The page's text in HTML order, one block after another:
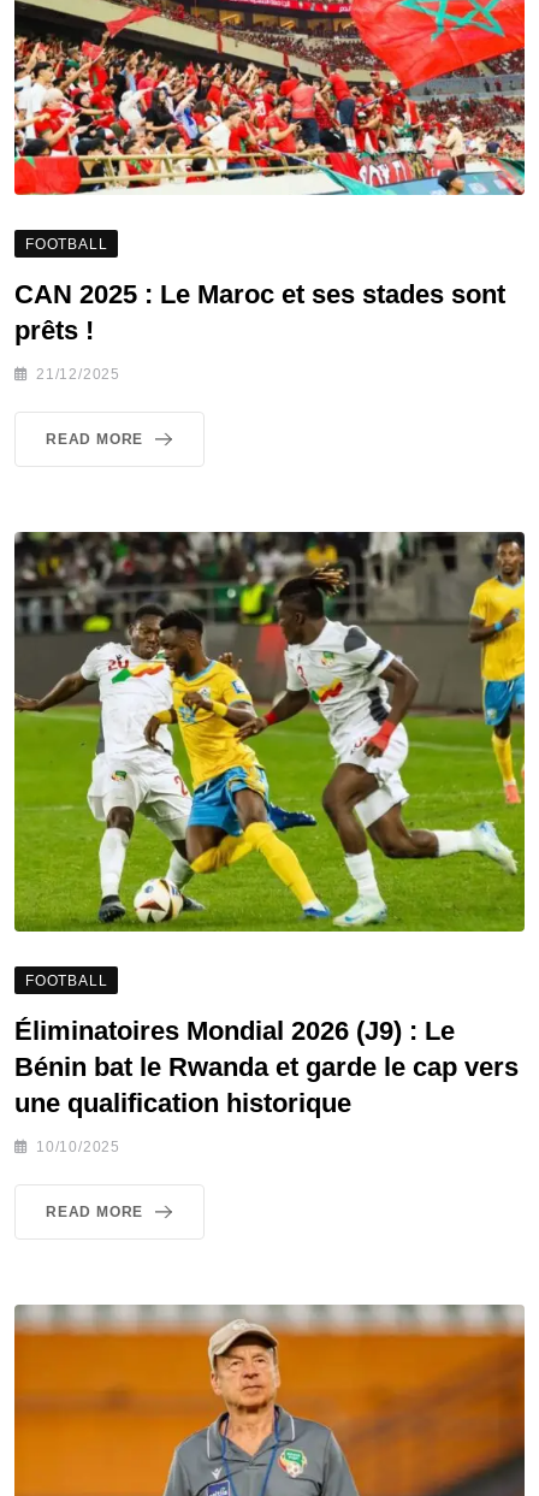
FOOTBALL
CAN 2025 : Le Maroc et ses stades sont
prêts !
21/12/2025
READ MORE
FOOTBALL
Éliminatoires Mondial 2026 (J9) : Le
Bénin bat le Rwanda et garde le cap vers
une qualification historique
10/10/2025
READ MORE